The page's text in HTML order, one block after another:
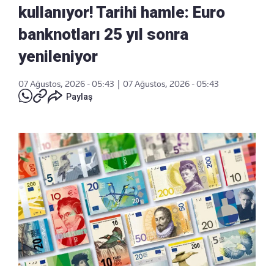
kullanıyor! Tarihi hamle: Euro
banknotları 25 yıl sonra
yenileniyor
07 Ağustos, 2026 - 05:43
07 Ağustos, 2026 - 05:43
Paylaş